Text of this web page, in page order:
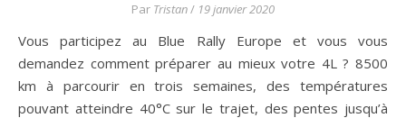
Par Tristan/ 19 janvier 2020
Vous participez au Blue Rally Europe et vous vous
demandez comment préparer au mieux votre 4L ? 8500
km à parcourir en trois semaines, des températures
pouvant atteindre 40°C sur le trajet, des pentes jusqu’à